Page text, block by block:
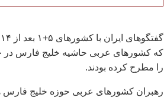
که کشورهای عربی حاشيه خليج فارس در
را مطرح کرده بودند.
رهبران کشورهای عربی حوزه خليج فارس